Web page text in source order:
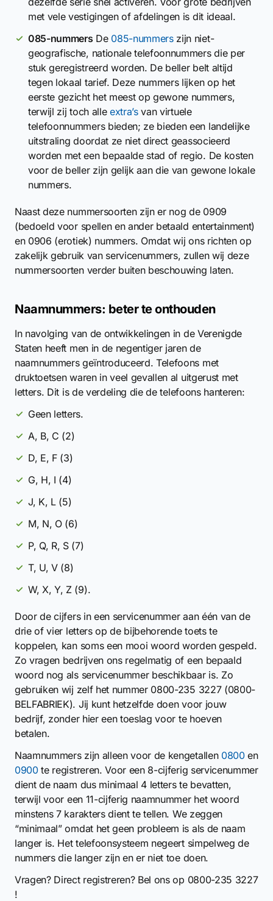
met vele vestigingen of afdelingen is dit ideaal.
085-nummers De 085-nummerszijn niet-
geografische, nationale telefoonnummers die per
stuk geregistreerd worden. De beller belt altijd
tegen lokaal tarief. Deze nummers lijken op het
eerste gezicht het meest op gewone nummers,
terwijl zij toch alle extra’svan virtuele
telefoonnummers bieden; ze bieden een landelijke
uitstraling doordat ze niet direct geassocieerd
worden met een bepaalde stad of regio. De kosten
voor de beller zijn gelijk aan die van gewone lokale
nummers.
Naast deze nummersoorten zijn er nog de 0909
(bedoeld voor spellen en ander betaald entertainment)
en 0906 (erotiek) nummers. Omdat wij ons richten op
zakelijk gebruik van servicenummers, zullen wij deze
nummersoorten verder buiten beschouwing laten.
Naamnummers: beter te onthouden
In navolging van de ontwikkelingen in de Verenigde
Staten heeft men in de negentiger jaren de
naamnummers geïntroduceerd. Telefoons met
druktoetsen waren in veel gevallen al uitgerust met
letters. Dit is de verdeling die de telefoons hanteren:
Geen letters.
A, B, C (2)
D, E, F (3)
G, H, I (4)
J, K, L (5)
M, N, O (6)
P, Q, R, S (7)
T, U, V (8)
W, X, Y, Z (9).
Door de cijfers in een servicenummer aan één van de
drie of vier letters op de bijbehorende toets te
koppelen, kan soms een mooi woord worden gespeld.
Zo vragen bedrijven ons regelmatig of een bepaald
woord nog als servicenummer beschikbaar is. Zo
gebruiken wij zelf het nummer 0800-235 3227 (0800-
BELFABRIEK). Jij kunt hetzelfde doen voor jouw
bedrijf, zonder hier een toeslag voor te hoeven
betalen.
Naamnummers zijn alleen voor de kengetallen 0800en
0900te registreren. Voor een 8-cijferig servicenummer
dient de naam dus minimaal 4 letters te bevatten,
terwijl voor een 11-cijferig naamnummer het woord
minstens 7 karakters dient te tellen. We zeggen
“minimaal” omdat het geen probleem is als de naam
langer is. Het telefoonsysteem negeert simpelweg de
nummers die langer zijn en er niet toe doen.
Vragen? Direct registreren? Bel ons op 0800-235 3227
!